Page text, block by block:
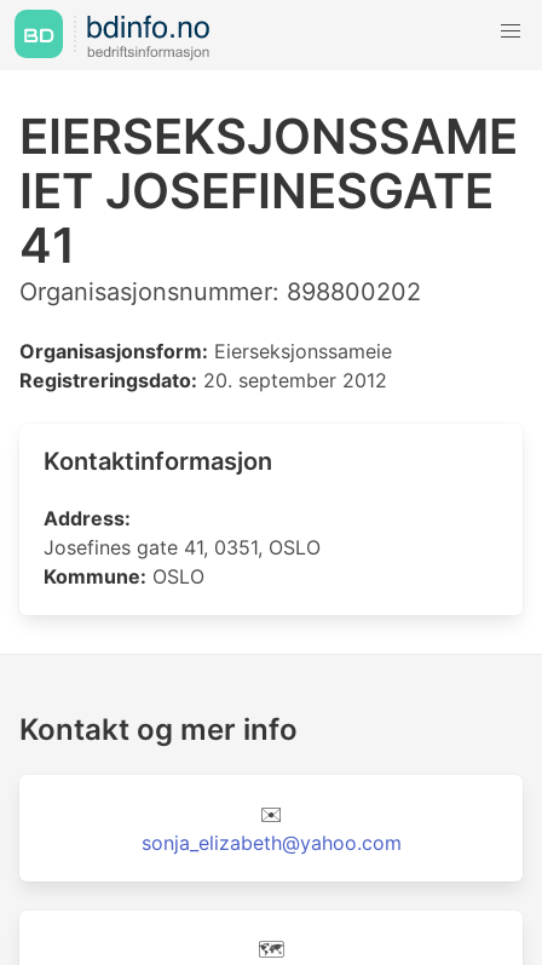
EIERSEKSJONSSAME
IET JOSEFINESGATE
41
Organisasjonsnummer: 898800202
Organisasjonsform: Eierseksjonssameie
Registreringsdato: 20. september 2012
Kontaktinformasjon
Address:
Josefines gate 41, 0351, OSLO
Kommune: OSLO
Kontakt og mer info
✉️
sonja_elizabeth@yahoo.com
🗺️